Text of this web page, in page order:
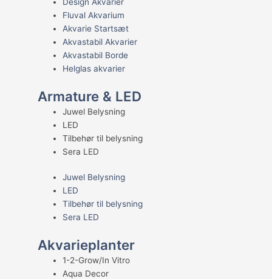
Design Akvarier
Fluval Akvarium
Akvarie Startsæt
Akvastabil Akvarier
Akvastabil Borde
Helglas akvarier
Armature & LED
Juwel Belysning
LED
Tilbehør til belysning
Sera LED
Juwel Belysning
LED
Tilbehør til belysning
Sera LED
Akvarieplanter
1-2-Grow/In Vitro
Aqua Decor